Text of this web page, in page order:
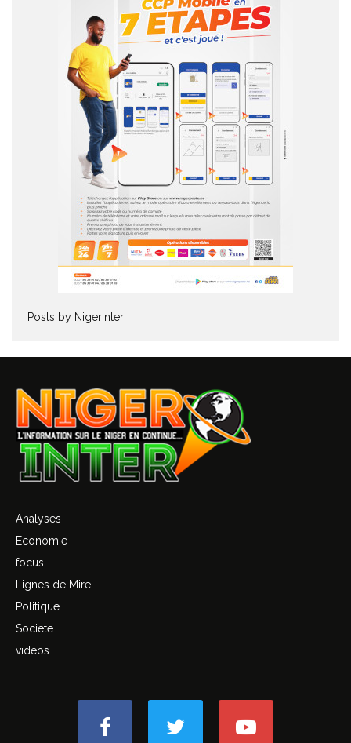
Posts by NigerInter
Analyses
Economie
focus
Lignes de Mire
Politique
Societe
videos